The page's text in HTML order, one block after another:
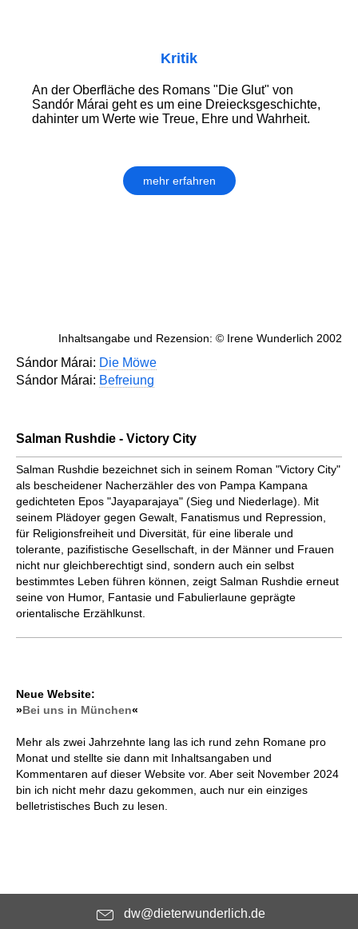
Kritik
An der Oberfläche des Romans "Die Glut" von
Sandór Márai geht es um eine Dreiecksgeschichte,
dahinter um Werte wie Treue, Ehre und Wahrheit.
mehr erfahren
Inhaltsangabe und Rezension: © Irene Wunderlich 2002
Sándor Márai: Die Möwe
Sándor Márai: Befreiung
Salman Rushdie - Victory City
Salman Rushdie bezeichnet sich in seinem Roman "Victory City"
als bescheidener Nacherzähler des von Pampa Kampana
gedichteten Epos "Jayaparajaya" (Sieg und Niederlage). Mit
seinem Plädoyer gegen Gewalt, Fanatismus und Repression,
für Religionsfreiheit und Diversität, für eine liberale und
tolerante, pazifistische Gesellschaft, in der Männer und Frauen
nicht nur gleichberechtigt sind, sondern auch ein selbst
bestimmtes Leben führen können, zeigt Salman Rushdie erneut
seine von Humor, Fantasie und Fabulierlaune geprägte
orientalische Erzählkunst.
Neue Website:
»Bei uns in München«
Mehr als zwei Jahrzehnte lang las ich rund zehn Romane pro
Monat und stellte sie dann mit Inhaltsangaben und
Kommentaren auf dieser Website vor. Aber seit November 2024
bin ich nicht mehr dazu gekommen, auch nur ein einziges
belletristisches Buch zu lesen.
dw@dieterwunderlich.de